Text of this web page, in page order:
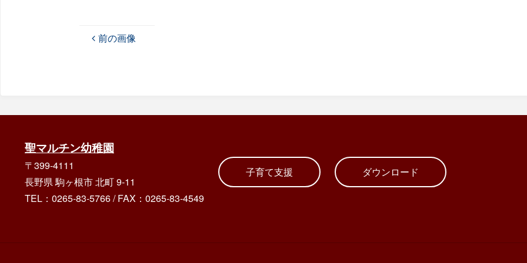
前の画像
聖マルチン幼稚園
〒399-4111
長野県 駒ヶ根市 北町 9-11
TEL：0265-83-5766/FAX：0265-83-4549
子育て支援 ダウンロード